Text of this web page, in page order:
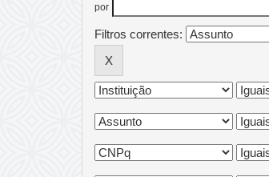
por
Filtros correntes: